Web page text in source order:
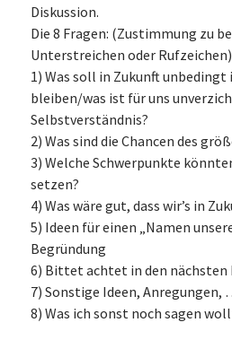
Diskussion.
Die 8 Fragen: (Zustimmung zu
Unterstreichen oder Rufzeichen)
1) Was soll in Zukunft
bleiben/was ist für uns
Selbstverständnis?
2) Was sind die Chancen des
3) Welche Schwerpunkte
setzen?
4) Was wäre gut, dass wir’s in
5) Ideen für einen „Namen
Begründung
6) Bittet achtet in den nächsten
7) Sonstige Ideen, Anregungen,
8) Was ich sonst noch sagen